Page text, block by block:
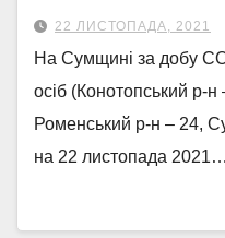
22 ЛИСТОПАДА, 2021
На Сумщині за добу
осіб (Конотопський р-
Роменський р-н – 24,
на 22 листопада 2021…